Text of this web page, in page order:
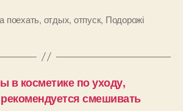
поехать, отдых, отпуск, Подорожі
в косметике по уходу,
смешивать